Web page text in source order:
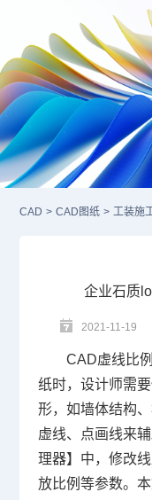
CAD > CAD图纸 > 工装施
企业石质
2021-11-19
CAD虚线比
纸时，设计师需
形，如墙体结构
虚线、点画线来
理器】中，修改
放比例等参数。